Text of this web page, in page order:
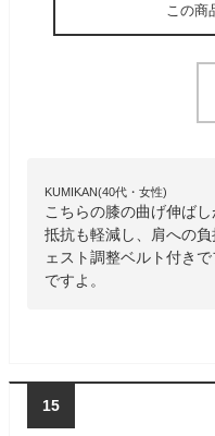
この商
KUMIKAN(40代・女性)
こちらの膝の曲げ伸ば
抵抗も軽減し、肩への
ェスト調整ベルト付き
ですよ。
15